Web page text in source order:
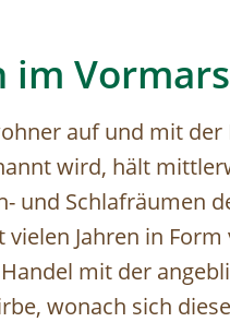
im
auf und mit der
wird, hält
und Schlafräumen
Jahren in Form
mit der
wonach sich